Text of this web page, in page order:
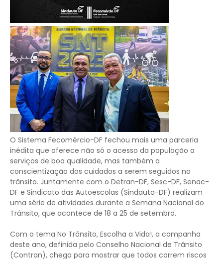
O Sistema Fecomércio-DF fechou mais uma parceria
inédita que oferece não só o acesso da população a
serviços de boa qualidade, mas também a
conscientização dos cuidados a serem seguidos no
trânsito. Juntamente com o Detran-DF, Sesc-DF, Senac-
DF e Sindicato das Autoescolas (Sindauto-DF) realizam
uma série de atividades durante a Semana Nacional do
Trânsito, que acontece de 18 a 25 de setembro.
Com o tema No Trânsito, Escolha a Vida!, a campanha
deste ano, definida pelo Conselho Nacional de Trânsito
(Contran), chega para mostrar que todos correm riscos